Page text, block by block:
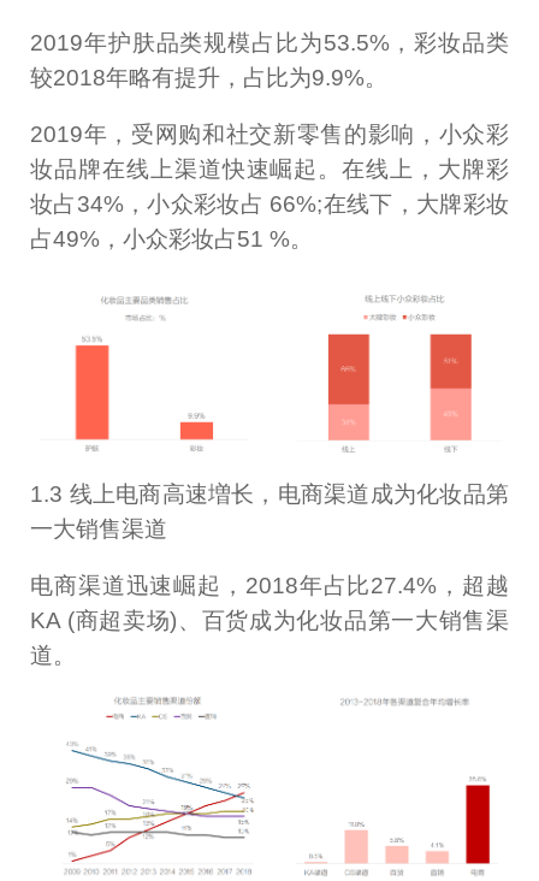
2019年护肤品类规模占比为53.5%，彩妆品类
较2018年略有提升，占比为9.9%。
2019年，受网购和社交新零售的影响，小众彩
妆品牌在线上渠道快速崛起。在线上，大牌彩
妆占34%，小众彩妆占 66%;在线下，大牌彩妆
占49%，小众彩妆占51 %。
1.3 线上电商高速増长，电商渠道成为化妆品第
一大销售渠道
电商渠道迅速崛起，2018年占比27.4%，超越
KA (商超卖场)、百货成为化妆品第一大销售渠
道。